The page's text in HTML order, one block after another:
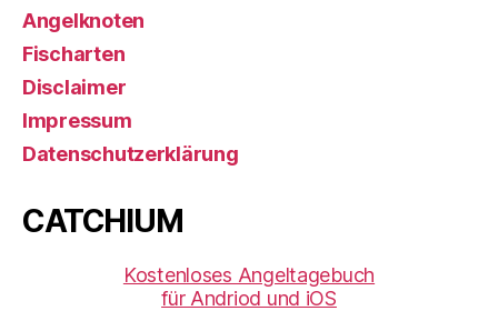
Angelknoten
Fischarten
Disclaimer
Impressum
Datenschutzerklärung
CATCHIUM
Kostenloses Angeltagebuch
für Andriod und iOS